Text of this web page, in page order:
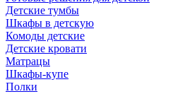
Детские тумбы
Шкафы в детскую
Комоды детские
Детские кровати
Матрацы
Шкафы-купе
Полки